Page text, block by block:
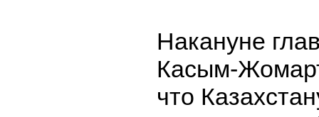
Накануне
Касым-
что